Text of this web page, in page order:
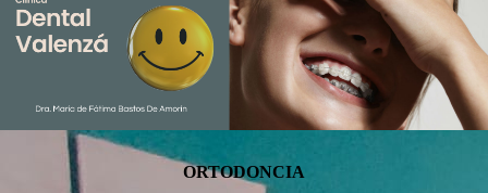
ORTODONCIA